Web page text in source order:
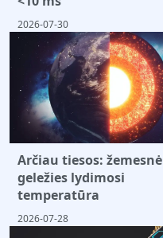
2026-07-30
Arčiau tiesos: žemesnė
geležies lydimosi
temperatūra
2026-07-28